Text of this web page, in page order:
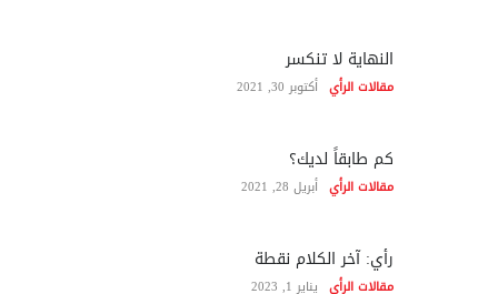
النهاية لا تنكسر
مقالات الرأي أكتوبر 30, 2021
كم طابقاً لديك؟
مقالات الرأي أبريل 28, 2021
رأي: آخر الكلام نقطة
مقالات الرأي يناير 1, 2023